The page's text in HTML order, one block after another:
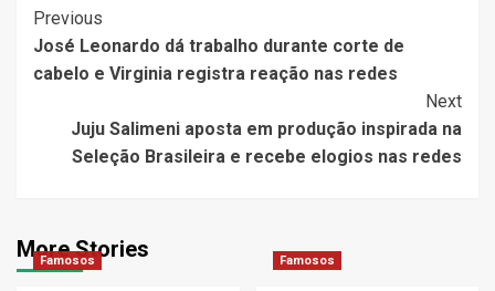
Post
Navigation
Previous
José Leonardo dá trabalho durante corte de
cabelo e Virginia registra reação nas redes
Next
Juju Salimeni aposta em produção inspirada na
Seleção Brasileira e recebe elogios nas redes
More Stories
Famosos Famosos